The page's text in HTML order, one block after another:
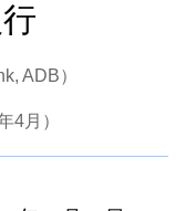
ADB）
4月）